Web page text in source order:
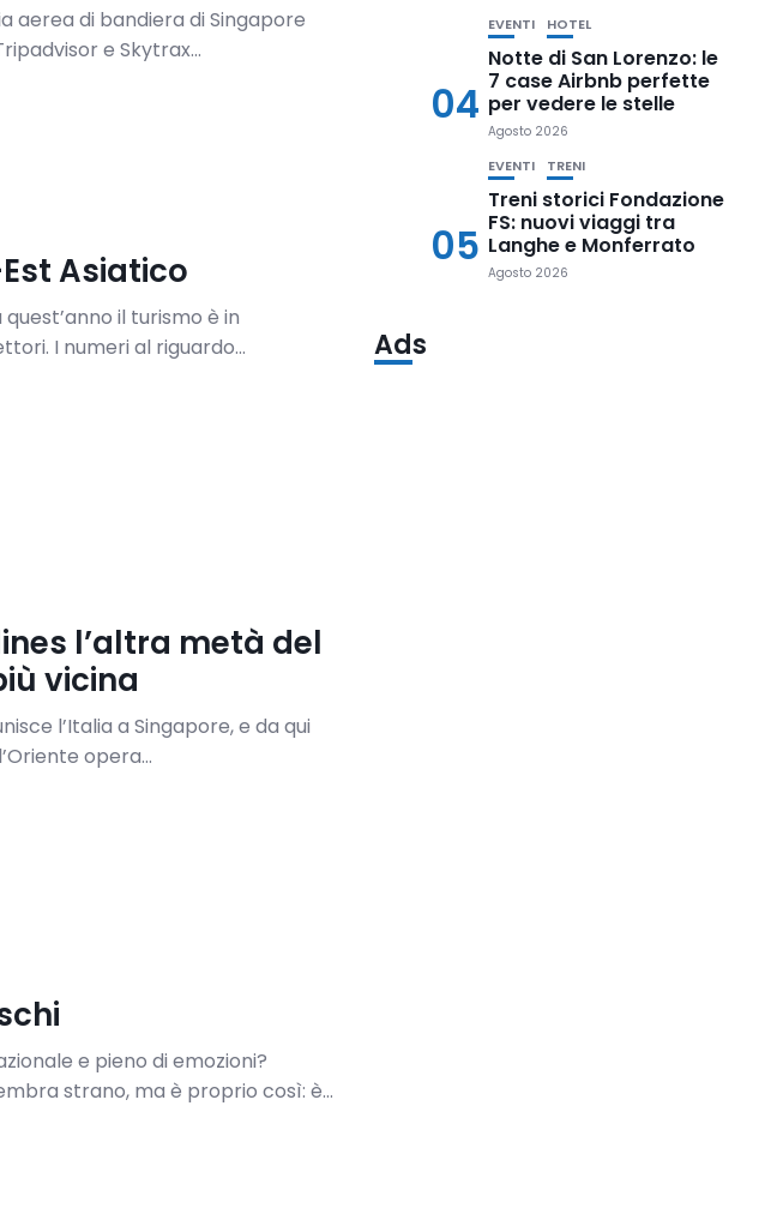
aerea di bandiera di Singapore
e Skytrax...
Asiatico
il turismo è in
I numeri al riguardo...
l’altra metà del
vicina
l’Italia a Singapore, e da qui
opera...
e pieno di emozioni?
strano, ma è proprio così: è...
04
EVENTI HOTEL
Notte di San Lorenzo: le
7 case Airbnb perfette
per vedere le stelle
Agosto 2026
05
EVENTI TRENI
Treni storici Fondazione
FS: nuovi viaggi tra
Langhe e Monferrato
Agosto 2026
Ads